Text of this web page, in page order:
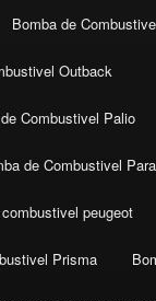
Bomba de
Outback
Combustivel Palio
de Combustivel
peugeot
Prisma